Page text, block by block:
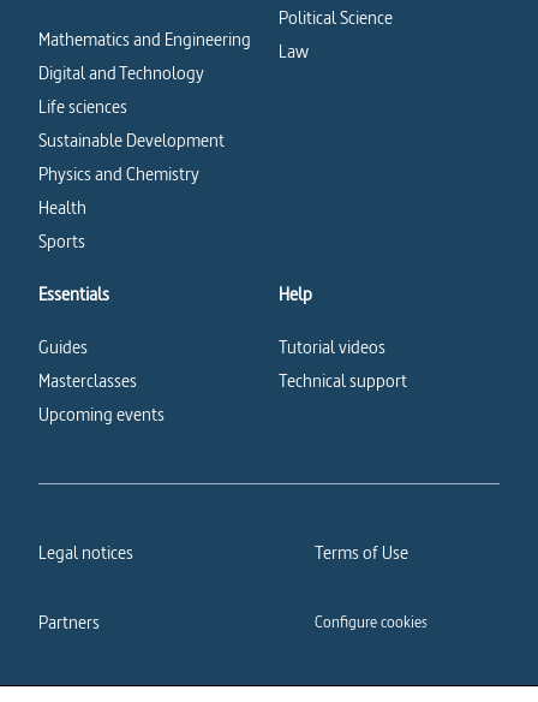
Mathematics and Engineering
Digital and Technology
Life sciences
Sustainable Development
Physics and Chemistry
Health
Sports
Political Science
Law
Essentials
Guides
Masterclasses
Upcoming events
Help
Tutorial videos
Technical support
Legal notices Terms of Use
Partners Configure cookies
Cookies policy Privacy policy